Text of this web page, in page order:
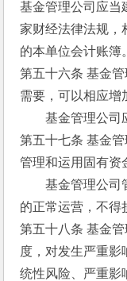
基金管理公司应当
家财经法律法规，
的本单位会计账簿。
第五十六条 基金
需要，可以相应增
基金管理公司应
第五十七条 基金
管理和运用固有资
基金管理公司管
的正常运营，不得
第五十八条 基金
度，对发生严重影
统性风险、严重影